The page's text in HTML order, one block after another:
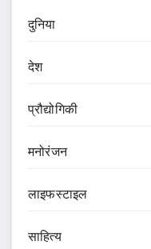
दुनिया
देश
प्रौद्योगिकी
मनोरंजन
लाइफस्टाइल
साहित्य